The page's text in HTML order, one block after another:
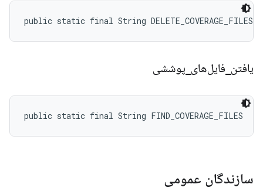
public static final String DELETE_COVERAGE_FILES
یافتن فایل‌های پوششی
public static final String FIND_COVERAGE_FILES
سازندگان عمومی